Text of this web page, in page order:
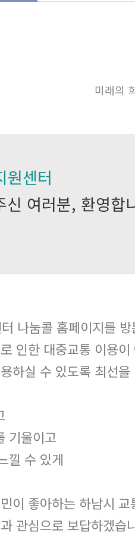
미래의
원센터
여러분, 환영합
나눔콜 홈페이지를
인한 대중교통 이용
하실 수 있도록 최선
기울이고
낄 수 있게
이 좋아하는 하남시
관심으로 보답하겠습